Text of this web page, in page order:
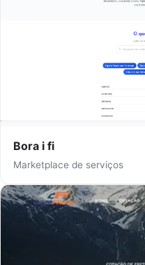
Bora i fi
Marketplace de serviços